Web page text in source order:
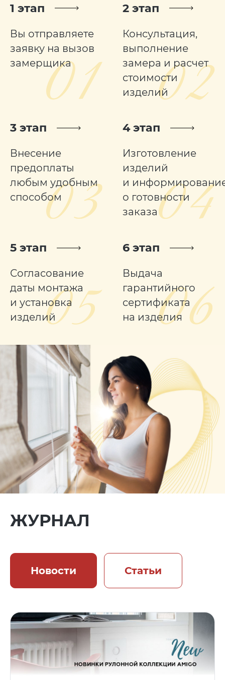
1 этап
Вы отправляете
заявку на вызов
замерщика
2 этап
Консультация,
выполнение
замера и расчет
стоимости
изделий
3 этап
Внесение
предоплаты
любым удобным
способом
4 этап
Изготовление
изделий
и
о готовности
заказа
5 этап
Согласование
даты монтажа
и установка
изделий
6 этап
Выдача
гарантийного
сертификата
на изделия
ЖУРНАЛ
Новости Статьи